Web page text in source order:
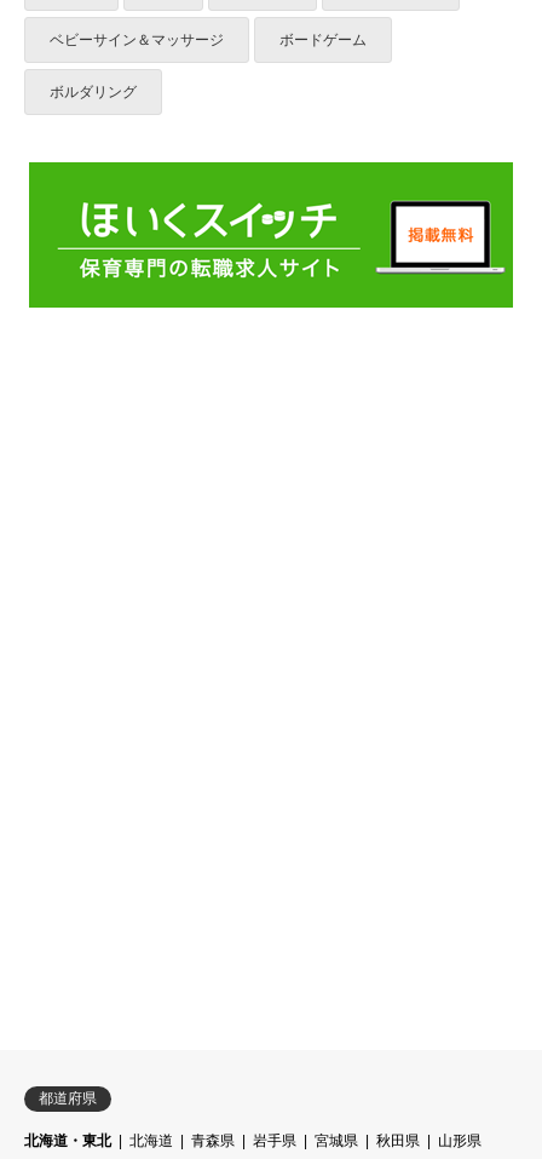
ベビーサイン＆マッサージ ボードゲーム
ボルダリング
都道府県
北海道・東北 北海道 青森県 岩手県 宮城県 秋田県
山形県